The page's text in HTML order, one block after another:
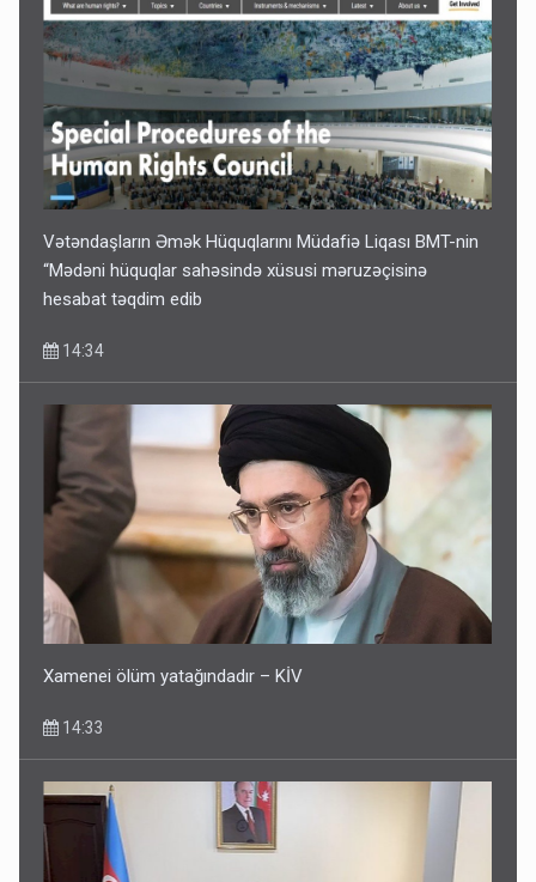
Vətəndaşların Əmək Hüquqlarını Müdafiə Liqası BMT-nin
“Mədəni hüquqlar sahəsində xüsusi məruzəçisinə
hesabat təqdim edib
14:34
Xamenei ölüm yatağındadır – KİV
14:33